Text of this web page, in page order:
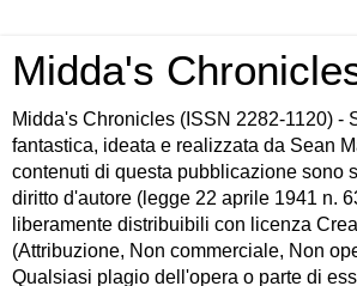
Midda's
Midda's Chronicles (ISSN 2282-1120) -
fantastica, ideata e realizzata da Sean
contenuti di questa pubblicazione sono
diritto d'autore (legge 22 aprile 1941 n.
liberamente distribuibili con licenza
(Attribuzione, Non commerciale, Non
Qualsiasi plagio dell'opera o parte di